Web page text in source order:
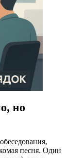
но
песня. Один